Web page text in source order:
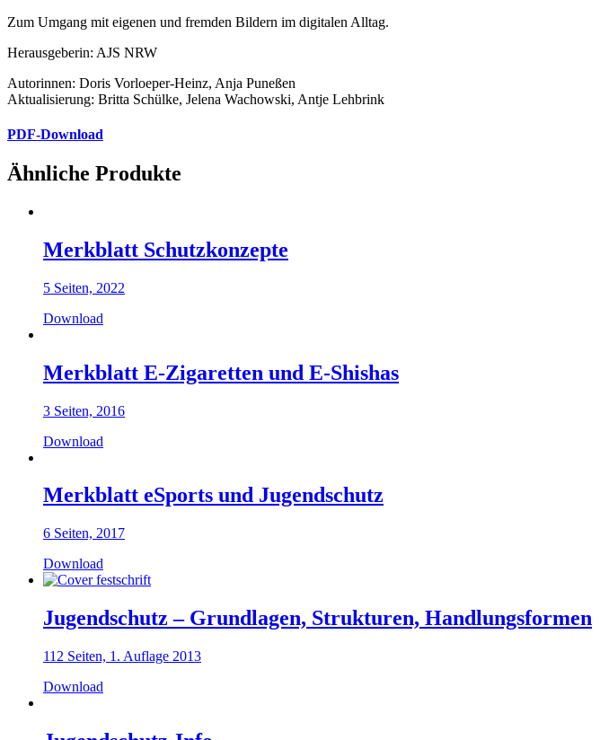
Zum Umgang mit eigenen und fremden Bildern im digitalen Alltag.
Herausgeberin: AJS NRW
Autorinnen: Doris Vorloeper-Heinz, Anja Puneßen
Aktualisierung: Britta Schülke, Jelena Wachowski, Antje Lehbrink
PDF-Download
Ähnliche Produkte
Merkblatt Schutzkonzepte
5 Seiten, 2022
Download
Merkblatt E-Zigaretten und E-Shishas
3 Seiten, 2016
Download
Merkblatt eSports und Jugendschutz
6 Seiten, 2017
Download
Jugendschutz – Grundlagen, Strukturen, Handlungsformen
112 Seiten, 1. Auflage 2013
Download